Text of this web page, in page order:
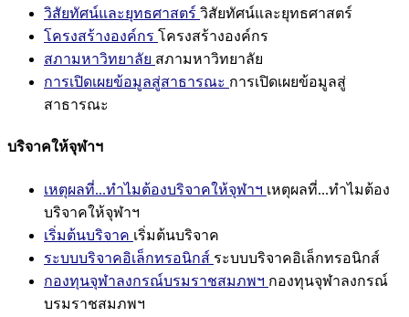
วิสัยทัศน์และยุทธศาสตร์ วิสัยทัศน์และยุทธศาสตร์
โครงสร้างองค์กร โครงสร้างองค์กร
สภามหาวิทยาลัย สภามหาวิทยาลัย
การเปิดเผยข้อมูลสู่สาธารณะ การเปิดเผยข้อมูลสู่
สาธารณะ
บริจาคให้จุฬาฯ
เหตุผลที่...ทำไมต้องบริจาคให้จุฬาฯ เหตุผลที่...ทำไมต้อง
บริจาคให้จุฬาฯ
เริ่มต้นบริจาค เริ่มต้นบริจาค
ระบบบริจาคอิเล็กทรอนิกส์ ระบบบริจาคอิเล็กทรอนิกส์
กองทุนจุฬาลงกรณ์บรมราชสมภพฯ กองทุนจุฬาลงกรณ์
บรมราชสมภพฯ